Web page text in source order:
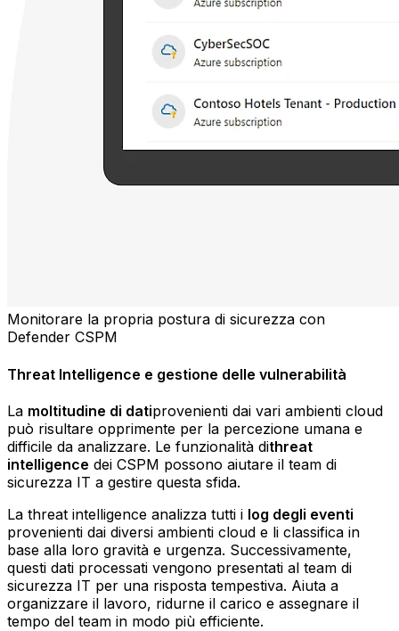
Monitorare la propria postura di sicurezza con
Defender CSPM
Threat Intelligence e gestione delle vulnerabilità
La moltitudine di datiprovenienti dai vari ambienti cloud
può risultare opprimente per la percezione umana e
difficile da analizzare. Le funzionalità dithreat
intelligence dei CSPM possono aiutare il team di
sicurezza IT a gestire questa sfida.
La threat intelligence analizza tutti i log degli eventi
provenienti dai diversi ambienti cloud e li classifica in
base alla loro gravità e urgenza. Successivamente,
questi dati processati vengono presentati al team di
sicurezza IT per una risposta tempestiva. Aiuta a
organizzare il lavoro, ridurne il carico e assegnare il
tempo del team in modo più efficiente.